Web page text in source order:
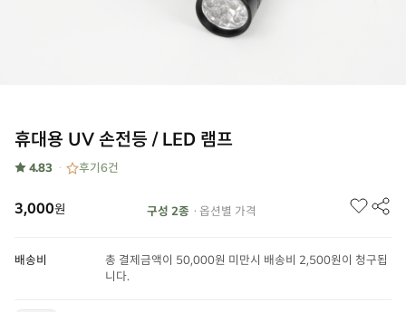
휴대용 UV 손전등 / LED 램프
★ 4.83 후기6건
3,000원 구성 2종 · 옵션별 가격
배송비
총 결제금액이 50,000원 미만시 배송비 2,500원이 청구됩
니다.